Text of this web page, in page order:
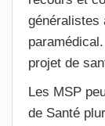
généralistes
projet de
Les MSP
de Santé